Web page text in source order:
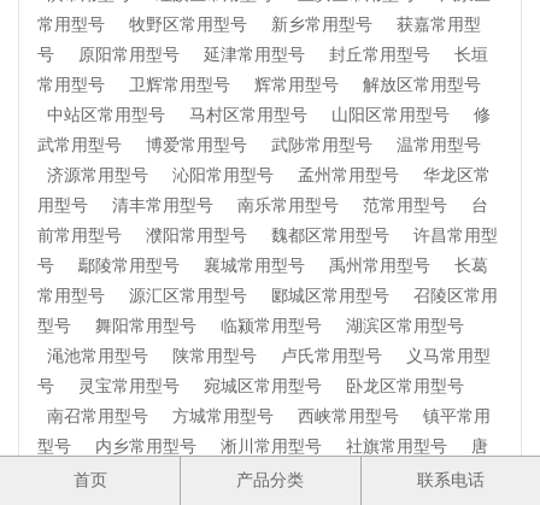
常用型号
牧野区常用型号 新乡常用型号
获嘉常用型
号
原阳常用型号 延津常用型号 封丘常用型号
长垣
常用型号
卫辉常用型号 辉常用型号
解放区常用型号
中站区常用型号
马村区常用型号 山阳区常用型号
修
武常用型号
博爱常用型号 武陟常用型号
温常用型号
济源常用型号
沁阳常用型号 孟州常用型号
华龙区常
用型号
清丰常用型号 南乐常用型号 范常用型号
台
前常用型号
濮阳常用型号 魏都区常用型号
许昌常用型
号
鄢陵常用型号 襄城常用型号 禹州常用型号
长葛
常用型号
源汇区常用型号 郾城区常用型号
召陵区常用
型号
舞阳常用型号 临颍常用型号
湖滨区常用型号
渑池常用型号
陕常用型号 卢氏常用型号
义马常用型
号
灵宝常用型号 宛城区常用型号
卧龙区常用型号
南召常用型号
方城常用型号 西峡常用型号
镇平常用
型号
内乡常用型号 淅川常用型号 社旗常用型号
唐
河常用型号
新野常用型号 桐柏常用型号
邓州常用型
首页 产品分类 联系电话